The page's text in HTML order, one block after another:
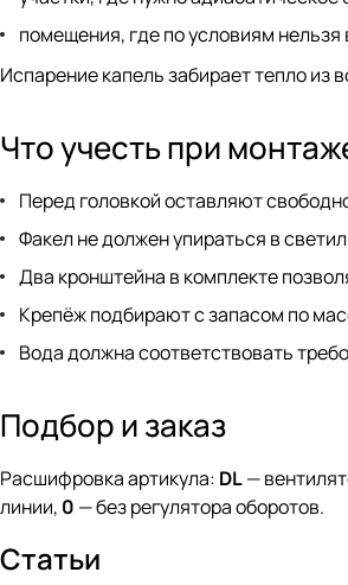
помещения, где по условиям
Испарение капель забирает тепло из
Что учесть при
Перед головкой оставляют
Факел не должен упираться в
Два кронштейна в комплекте
Крепёж подбирают с запасом по
Вода должна соответствовать
Подбор и заказ
Расшифровка артикула: DL—
линии, 0 — без регулятора оборотов.
Статьи